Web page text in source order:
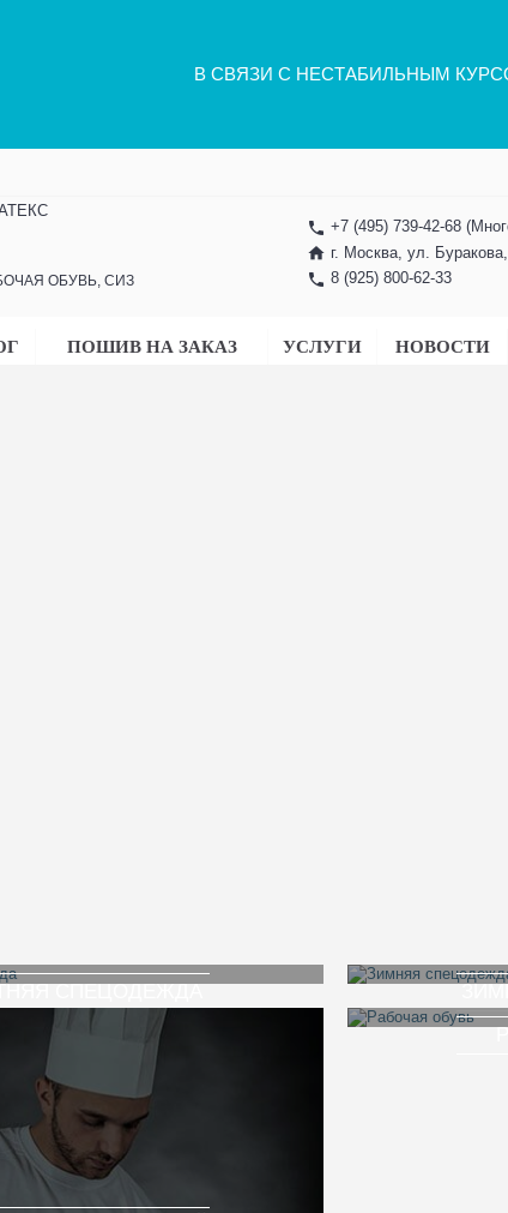
В СВЯЗИ С НЕСТАБИЛЬНЫМ
ОБУВЬ, СИЗ
phone +7 (495) 739-42-68
home г. Москва, ул.
phone 8 (925) 800-62-33
ПОШИВ НА ЗАКАЗ УСЛУГИ НОВОСТИ
СПЕЦОДЕЖДА